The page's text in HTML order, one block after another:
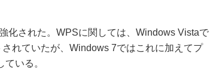
化された。WPSに関しては、Windows Vistaで
れていたが、Windows 7ではこれに加えてプ
いる。